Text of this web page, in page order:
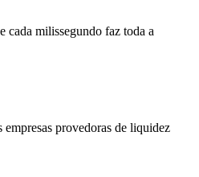
cada milissegundo faz toda a
provedoras de liquidez